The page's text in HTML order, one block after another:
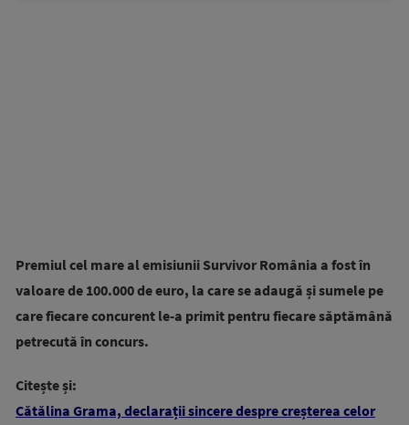
Premiul cel mare al emisiunii Survivor România a fost în
valoare de 100.000 de euro, la care se adaugă și sumele pe
care fiecare concurent le-a primit pentru fiecare săptămână
petrecută în concurs.
Citește și:
Cătălina Grama, declarații sincere despre creșterea celor